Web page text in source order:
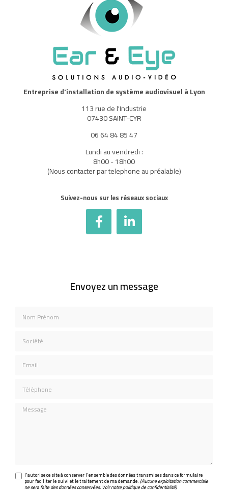
Entreprise d'installation de système audiovisuel à Lyon
113 rue de l'Industrie
07430 SAINT-CYR
06 64 84 85 47
Lundi au vendredi :
8h00 - 18h00
(Nous contacter par telephone au préalable)
Suivez-nous sur les réseaux sociaux
Envoyez un message
Message
J'autorise ce site à conserver l'ensemble des données transmises dans ce formulaire
pour faciliter le suivi et le traitement de ma demande. (Aucune exploitation commerciale
ne sera faite des données conservées. Voir notrepolitique de confidentialité)